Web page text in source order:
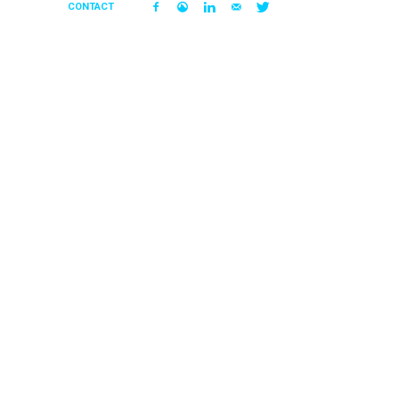
CONTACT